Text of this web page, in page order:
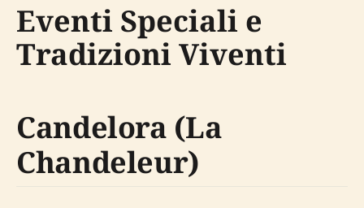
Eventi Speciali e
Tradizioni Viventi
Candelora (La
Chandeleur)